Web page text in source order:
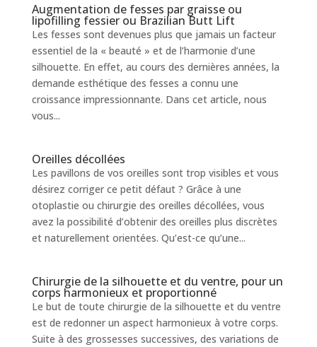
Augmentation de fesses par graisse ou
lipofilling fessier ou Brazilian Butt Lift
Les fesses sont devenues plus que jamais un facteur
essentiel de la « beauté » et de l’harmonie d’une
silhouette. En effet, au cours des dernières années, la
demande esthétique des fesses a connu une
croissance impressionnante. Dans cet article, nous
vous...
Oreilles décollées
Les pavillons de vos oreilles sont trop visibles et vous
désirez corriger ce petit défaut ? Grâce à une
otoplastie ou chirurgie des oreilles décollées, vous
avez la possibilité d’obtenir des oreilles plus discrètes
et naturellement orientées. Qu’est-ce qu’une...
Chirurgie de la silhouette et du ventre, pour un
corps harmonieux et proportionné
Le but de toute chirurgie de la silhouette et du ventre
est de redonner un aspect harmonieux à votre corps.
Suite à des grossesses successives, des variations de